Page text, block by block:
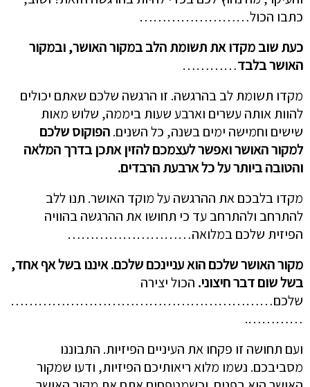
כתבו הכול……………………
כעת שוב מקדו את תשומת הלב במקור האושר, ובמקור
האושר בלבד…………
מקדו תשומת לב בהרגשה. זו הרגשה שלכם שאתם יכולים
להוות אותה עשרים וארבע שעות ביממה, שלוש מאות
שישים וחמישה ימים בשנה, כל השנים.הפוקוס שלכם
למקור האושרואפשר לעצמכם להזין אתכן בדרך המלאה
והטובה ביותר על כל ארבעת הרבדים.
מקדו בלבכם את ההרגשה על מוקד האושר. תנו ללב
להתרחב ולהתרחב עד כי תחושו את ההרגשה בהוויה
הפיזית שלכם במלואה………………………
מקור האושר שלכם הוא עניינכם שלכם. איננו בשל אף אחד,
בשל שום דבר חיצוני. הכול יצירה
שלכם…………………………………………………
………….
ועם תחושה זו פקחו את העיניים הפיזיות. התבוננו
מסביבכם. נשמו מלוא ריאותיכם הפיזיות, ודעו שמקור